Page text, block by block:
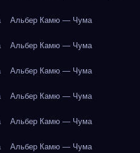
Альбер Камю — Чума
Альбер Камю — Чума
Альбер Камю — Чума
Альбер Камю — Чума
Альбер Камю — Чума
Альбер Камю — Чума